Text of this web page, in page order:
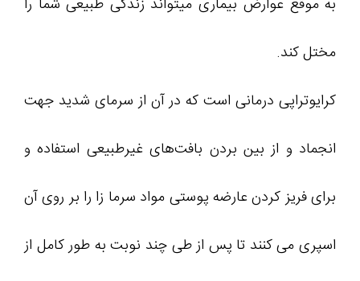
به موقع عوارض بیماری میتواند زندگی طبیعی شما را
مختل کند.
کرایوتراپی درمانی است که در آن از سرمای شدید جهت
انجماد و از بین بردن بافت‌های غیرطبیعی استفاده و
برای فریز کردن عارضه پوستی مواد سرما زا را بر روی آن
اسپری می ‌کنند تا پس از طی چند نوبت به طور کامل از